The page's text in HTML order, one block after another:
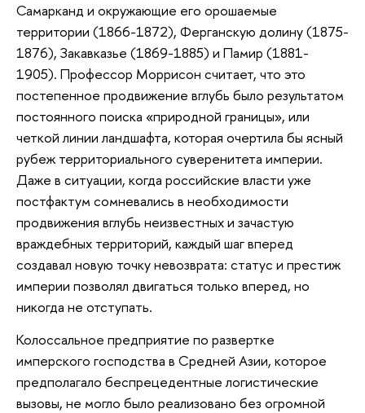
Самарканд и окружающие его орошаемые
территории (1866-1872), Ферганскую долину (1875-
1876), Закавказье (1869-1885) и Памир (1881-
1905). Профессор Моррисон считает, что это
постепенное продвижение вглубь было результатом
постоянного поиска «природной границы», или
четкой линии ландшафта, которая очертила бы ясный
рубеж территориального суверенитета империи.
Даже в ситуации, когда российские власти уже
постфактум сомневались в необходимости
продвижения вглубь неизвестных и зачастую
враждебных территорий, каждый шаг вперед
создавал новую точку невозврата: статус и престиж
империи позволял двигаться только вперед, но
никогда не отступать.
Колоссальное предприятие по развертке
имперского господства в Средней Азии, которое
предполагало беспрецедентные логистические
вызовы, не могло было реализовано без огромной